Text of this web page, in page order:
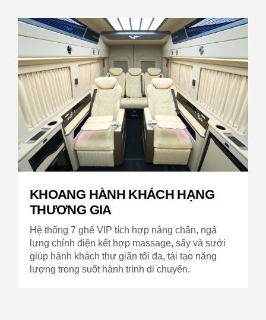
KHOANG HÀNH KHÁCH HẠNG
THƯƠNG GIA
Hệ thống 7 ghế VIP tích hợp nâng chân, ngả
lưng chỉnh điện kết hợp massage, sấy và sưởi
giúp hành khách thư giãn tối đa, tái tạo năng
lượng trong suốt hành trình di chuyển.